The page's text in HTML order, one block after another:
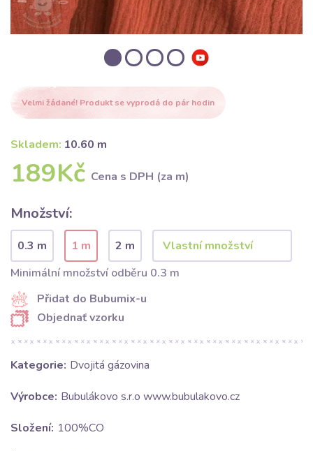
Velmi žádané! Produkt se vyprodá do pár hodin
Skladem: 10.60 m
189Kč Cena s DPH (za m)
Množství:
0.3 m 1 m
2 m
Minimální množství odběru 0.3 m
Přidat do Bubumix-u
Objednať vzorku
Kategorie: Dvojitá gázovina
Výrobce: Bubulákovo s.r.o www.bubulakovo.cz
Složení: 100%CO